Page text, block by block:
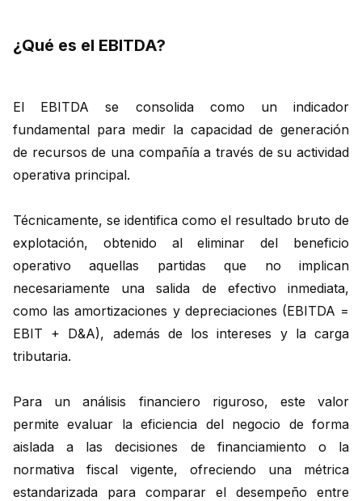
¿Qué es el EBITDA?
El EBITDA se consolida como un indicador
fundamental para medir la capacidad de generación
de recursos de una compañía a través de su actividad
operativa principal.
Técnicamente, se identifica como el resultado bruto de
explotación, obtenido al eliminar del beneficio
operativo aquellas partidas que no implican
necesariamente una salida de efectivo inmediata,
como las amortizaciones y depreciaciones (EBITDA =
EBIT + D&A), además de los intereses y la carga
tributaria.
Para un análisis financiero riguroso, este valor
permite evaluar la eficiencia del negocio de forma
aislada a las decisiones de financiamiento o la
normativa fiscal vigente, ofreciendo una métrica
estandarizada para comparar el desempeño entre